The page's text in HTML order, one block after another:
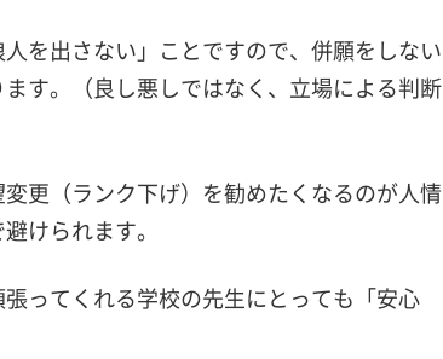
を出さない」ことですので、併願をしない
す。（良し悪しではなく、立場による判断
更（ランク下げ）を勧めたくなるのが人情
けられます。
ってくれる学校の先生にとっても「安心